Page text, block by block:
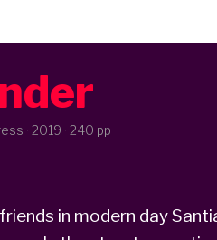
· 2019 · 240 pp
in modern day